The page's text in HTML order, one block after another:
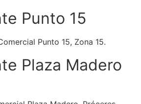
Punto 15
Punto 15, Zona 15.
Plaza Madero